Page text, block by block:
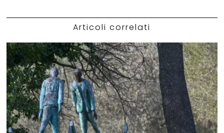
Articoli correlati